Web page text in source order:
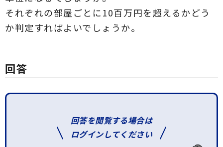
それぞれの部屋ごとに10百万円を超えるかどう
か判定すればよいでしょうか。
回答
回答を閲覧する場合は
ログインしてください